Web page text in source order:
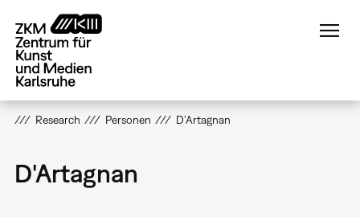
zum
Inhalt
Research Personen D'Artagnan
D'Artagnan